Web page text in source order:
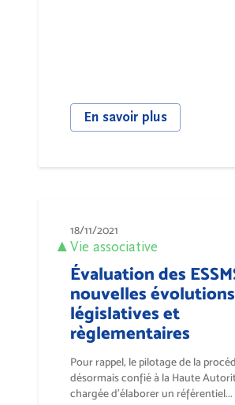
En savoir plus
18/11/2021
Vie associative
Évaluation des
nouvelles évolutions
législatives et
règlementaires
Pour rappel, le pilotage de la
désormais confié à la Haute
chargée d’élaborer un référentiel...